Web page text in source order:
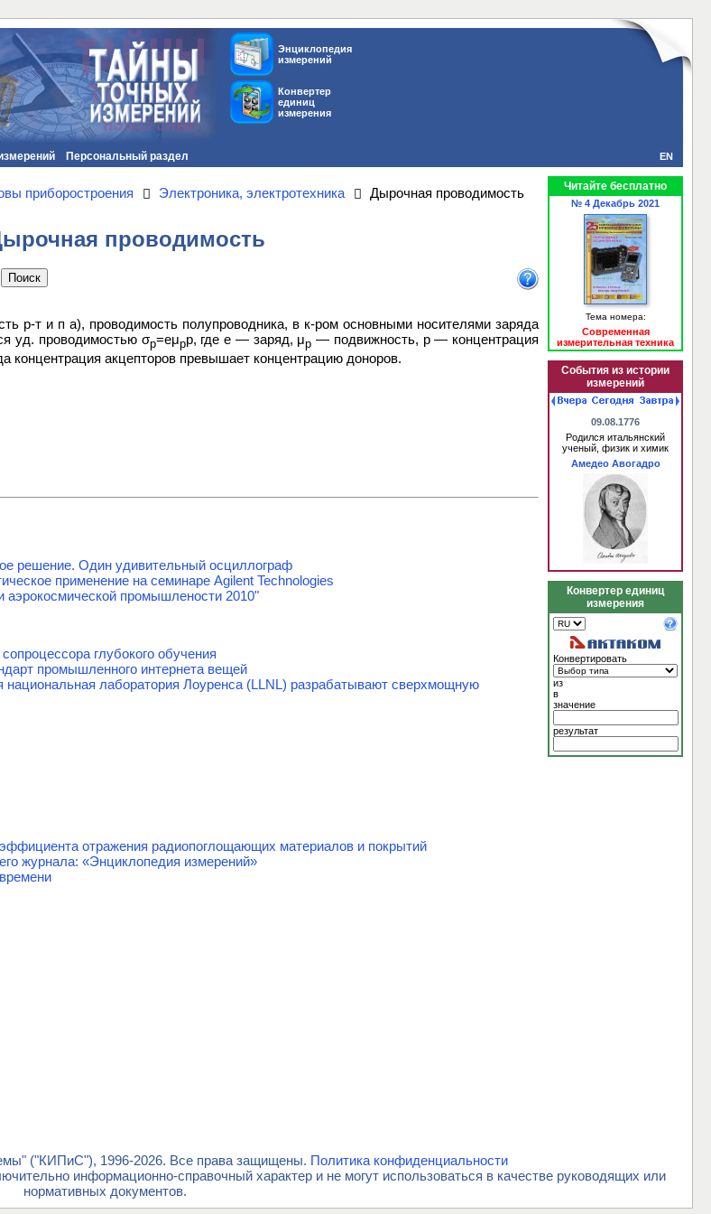
Энциклопедия
измерений
Конвертер
единиц
измерения
Персональный раздел EN
приборостроения Электроника, электротехника Дырочная проводимость
проводимость
р-т и п а), проводимость полупроводника, в к-ром основными носителями заряда
уд. проводимостью σp=eμpp, где е — заряд, μp — подвижность, р — концентрация
концентрация акцепторов превышает концентрацию доноров.
решение. Один удивительный осциллограф
применение на семинаре Agilent Technologies
аэрокосмической промышлености 2010"
глубокого обучения
промышленного интернета вещей
национальная лаборатория Лоуренса (LLNL) разрабатывают сверхмощную
отражения радиопоглощающих материалов и покрытий
журнала: «Энциклопедия измерений»
Читайте бесплатно
№ 4 Декабрь 2021
Тема номера:
Современная
измерительная техника
События из истории
измерений
09.08.1776
Родился итальянский
ученый, физик и химик
Амедео Авогадро
Конвертер единиц
измерения
Конвертировать
из
в
значение
результат
("КИПиС"), 1996-2026. Все права защищены. Политика конфиденциальности
информационно-справочный характер и не могут использоваться в качестве руководящих или
нормативных документов.